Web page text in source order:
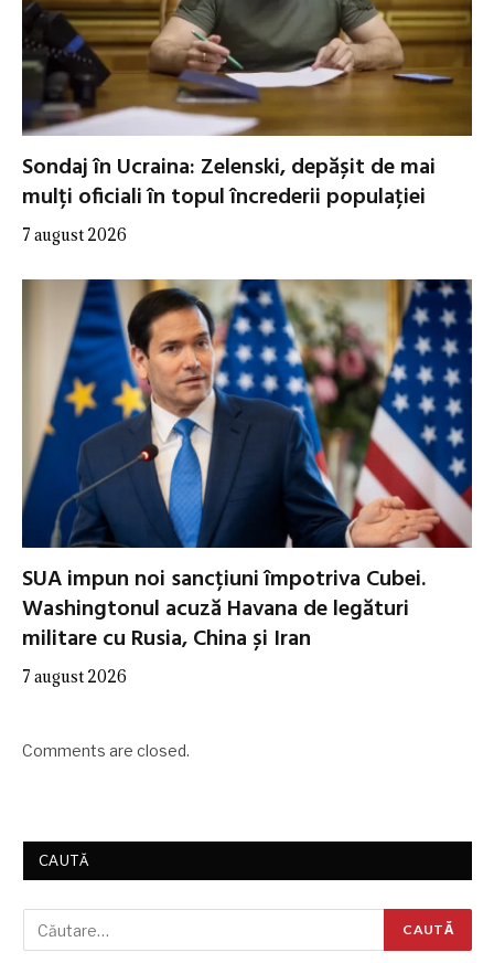
Sondaj în Ucraina: Zelenski, depășit de mai
mulți oficiali în topul încrederii populației
7 august 2026
SUA impun noi sancțiuni împotriva Cubei.
Washingtonul acuză Havana de legături
militare cu Rusia, China și Iran
7 august 2026
Comments are closed.
CAUTĂ